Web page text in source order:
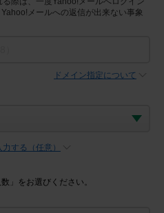
メールへの返信が出来ない事象
ドメイン指定について
する（任意）
」をお選びください。